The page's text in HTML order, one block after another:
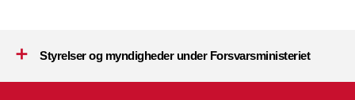
Styrelser og myndigheder under Forsvarsministeriet